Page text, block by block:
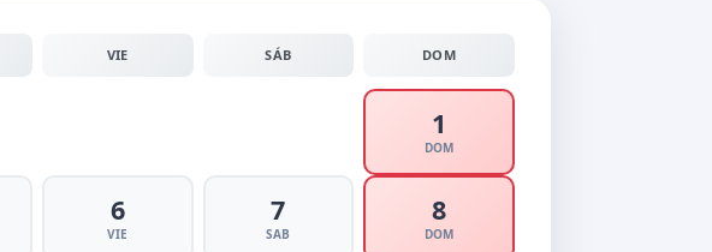
VIE SÁB DOM
1
DOM
6
VIE
7
SAB
8
DOM